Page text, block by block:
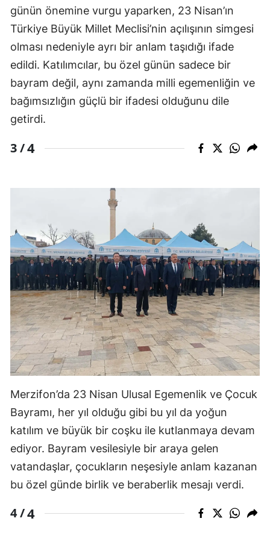
günün önemine vurgu yaparken, 23 Nisan’ın
Türkiye Büyük Millet Meclisi’nin açılışının simgesi
olması nedeniyle ayrı bir anlam taşıdığı ifade
edildi. Katılımcılar, bu özel günün sadece bir
bayram değil, aynı zamanda milli egemenliğin ve
bağımsızlığın güçlü bir ifadesi olduğunu dile
getirdi.
3 /4
Merzifon’da 23 Nisan Ulusal Egemenlik ve Çocuk
Bayramı, her yıl olduğu gibi bu yıl da yoğun
katılım ve büyük bir coşku ile kutlanmaya devam
ediyor. Bayram vesilesiyle bir araya gelen
vatandaşlar, çocukların neşesiyle anlam kazanan
bu özel günde birlik ve beraberlik mesajı verdi.
4 /4